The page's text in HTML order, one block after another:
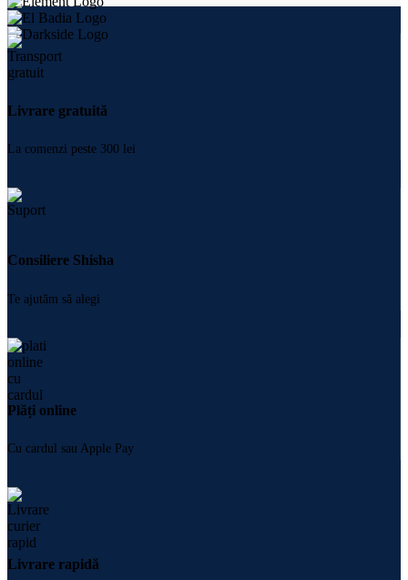
Livrare gratuită
La comenzi peste 300 lei
Consiliere Shisha
Te ajutăm să alegi
Plăți online
Cu cardul sau Apple Pay
Livrare rapidă